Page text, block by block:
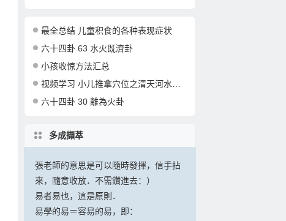
最全总结 儿童积食的各种表现症状
六十四卦 63 水火既濟卦
小孩收惊方法汇总
视频学习 小儿推拿穴位之清天河水的准确定位和操作
六十四卦 30 離為火卦
多成擷萃
張老師的意思是可以隨時發揮，信手拈
來，隨意收放．不需鑽進去：）
易者易也，這是原則．
易學的易＝容易的易，即：